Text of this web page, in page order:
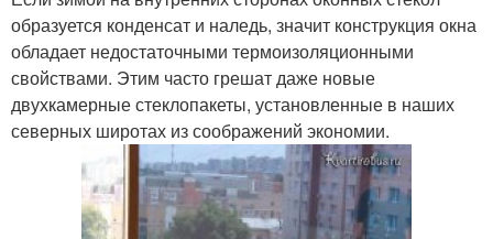
образуется конденсат и наледь, значит конструкция окна
обладает недостаточными термоизоляционными
свойствами. Этим часто грешат даже новые
двухкамерные стеклопакеты, установленные в наших
северных широтах из соображений экономии.